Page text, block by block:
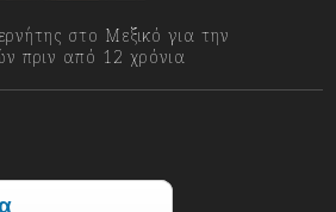
στο Μεξικό για την
πριν από 12 χρόνια